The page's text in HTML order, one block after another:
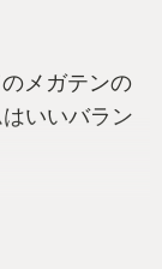
メガテンの
いいバラン
整して、よ